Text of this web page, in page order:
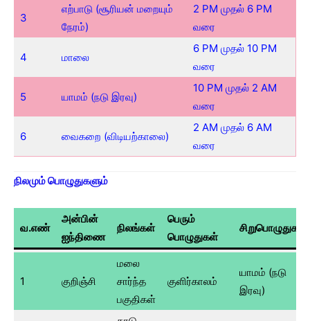
3
எற்பாடு (சூரியன் மறையும்
நேரம்)
2 PM முதல் 6 PM
வரை
4 மாலை
6 PM முதல் 10 PM
வரை
5 யாமம் (நடு இரவு)
10 PM முதல் 2 AM
வரை
6 வைகறை (விடியற்காலை)
2 AM முதல் 6 AM
வரை
நிலமும் பொழுதுகளும்
வ.எண்
அன்பின்
ஐந்திணை
நிலங்கள்
பெரும்
பொழுதுகள்
சிறுபொழுதுகள்
1 குறிஞ்சி
மலை
சார்ந்த
பகுதிகள்
குளிர்காலம்
யாமம் (நடு
இரவு)